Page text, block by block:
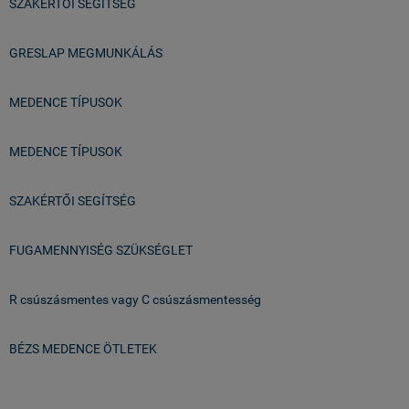
SZAKÉRTŐI SEGÍTSÉG
GRESLAP MEGMUNKÁLÁS
MEDENCE TÍPUSOK
MEDENCE TÍPUSOK
SZAKÉRTŐI SEGÍTSÉG
FUGAMENNYISÉG SZÜKSÉGLET
R csúszásmentes vagy C csúszásmentesség
BÉZS MEDENCE ÖTLETEK